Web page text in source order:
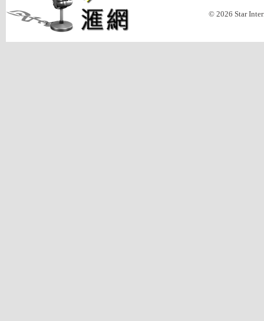
© 2026 Star